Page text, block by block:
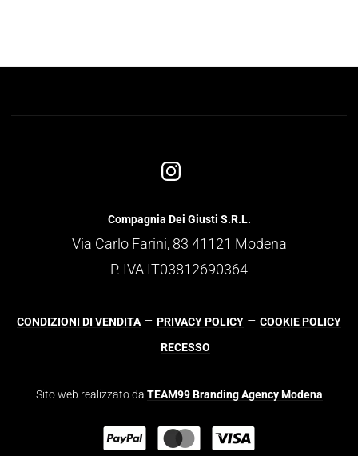
Compagnia Dei Giusti S.R.L.
Via Carlo Farini, 83 41121 Modena
P. IVA IT03812690364
CONDIZIONI DI VENDITA – PRIVACY POLICY – COOKIE POLICY
– RECESSO
Sito web realizzato da TEAM99 Branding Agency Modena